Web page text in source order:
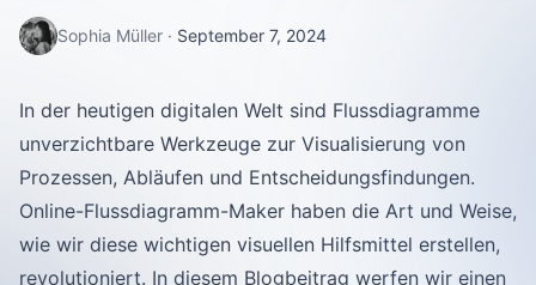
Sophia Müller · September 7, 2024
In der heutigen digitalen Welt sind Flussdiagramme
unverzichtbare Werkzeuge zur Visualisierung von
Prozessen, Abläufen und Entscheidungsfindungen.
Online-Flussdiagramm-Maker haben die Art und Weise,
wie wir diese wichtigen visuellen Hilfsmittel erstellen,
revolutioniert. In diesem Blogbeitrag werfen wir einen